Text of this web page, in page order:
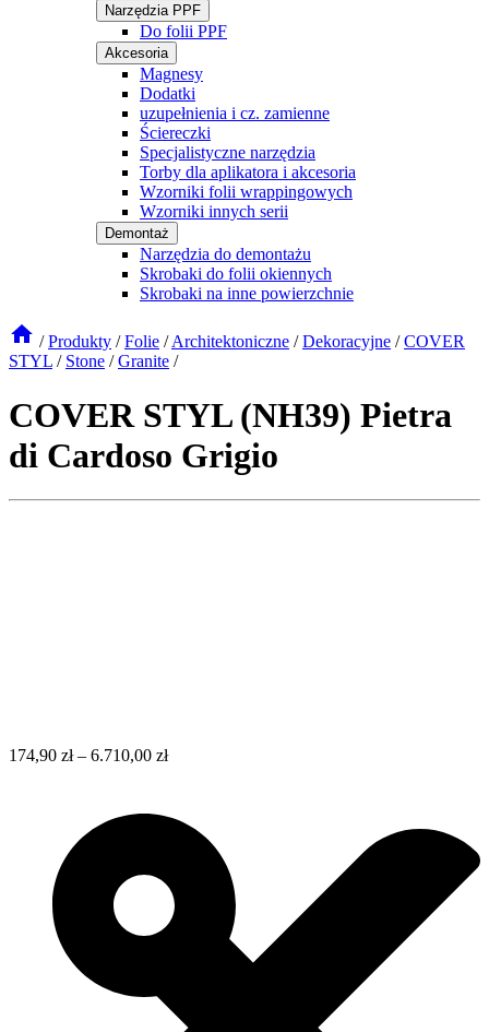
Narzędzia PPF
Do folii PPF
Akcesoria
Magnesy
Dodatki
uzupełnienia i cz. zamienne
Ściereczki
Specjalistyczne narzędzia
Torby dla aplikatora i akcesoria
Wzorniki folii wrappingowych
Wzorniki innych serii
Demontaż
Narzędzia do demontażu
Skrobaki do folii okiennych
Skrobaki na inne powierzchnie
/ Produkty / Folie / Architektoniczne / Dekoracyjne / COVER
STYL / Stone / Granite /
COVER STYL (NH39) Pietra
di Cardoso Grigio
174,90 zł– 6.710,00 zł